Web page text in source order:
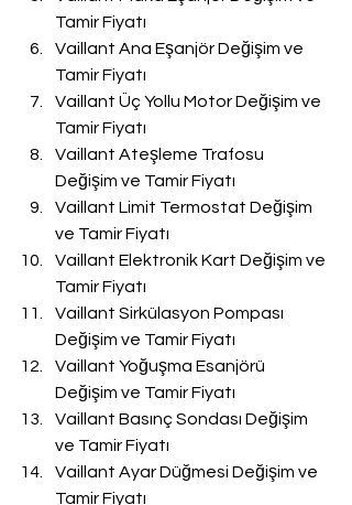
Tamir Fiyatı
Vaillant Ana Eşanjör Değişim ve
Tamir Fiyatı
Vaillant Üç Yollu Motor Değişim ve
Tamir Fiyatı
Vaillant Ateşleme Trafosu
Değişim ve Tamir Fiyatı
Vaillant Limit Termostat Değişim
ve Tamir Fiyatı
Vaillant Elektronik Kart Değişim ve
Tamir Fiyatı
Vaillant Sirkülasyon Pompası
Değişim ve Tamir Fiyatı
Vaillant Yoğuşma Esanjörü
Değişim ve Tamir Fiyatı
Vaillant Basınç Sondası Değişim
ve Tamir Fiyatı
Vaillant Ayar Düğmesi Değişim ve
Tamir Fiyatı